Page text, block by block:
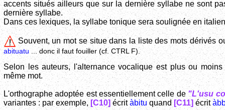
accents situés ailleurs que sur la dernière syllabe ne sont
dernière syllabe.
Dans ces lexiques, la syllabe tonique sera soulignée en
Souvent, un mot se situe dans la liste des mots dérivés
abituatu ... donc il faut fouiller (cf. CTRL F).
Selon les auteurs, l'alternance vocalique est plus ou
même mot.
L'orthographe adoptée est essentiellement celle de "L'usu
variantes : par exemple, [C10] écritàbitu quand [C11] écrit